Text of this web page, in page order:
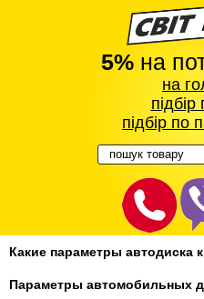
5%на
на
підбір по
Какие параметры автодиска
Параметры автомобильных